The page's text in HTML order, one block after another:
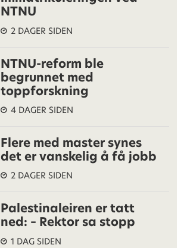
NTNU
2 DAGER SIDEN
NTNU-reform ble
begrunnet med
toppforskning
4 DAGER SIDEN
Flere med master synes
det er vanskelig å få jobb
2 DAGER SIDEN
Palestinaleiren er tatt
ned: – Rektor sa stopp
1 DAG SIDEN